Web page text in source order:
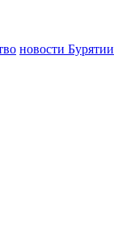
новости Бурятии